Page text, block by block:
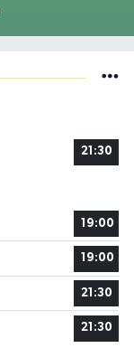
21:30
19:00
19:00
21:30
21:30